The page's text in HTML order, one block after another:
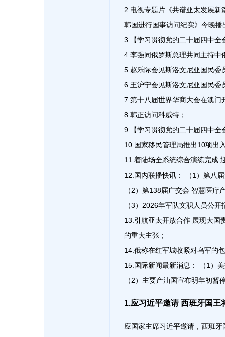
2.电视专题片《共谱亚太发展
韩国进行国事访问纪实》今晚播
3.【学习贯彻党的二十届四中全
4.李强同俄罗斯总理共同主持中
5.赵乐际会见斯洛文尼亚国民委
6.王沪宁会见斯洛文尼亚国民委
7.第十八届世界华商大会在澳门
8.韩正访问科威特；
9.【学习贯彻党的二十届四中全
10.国家移民管理局推出10项出
11.着陆场全系统综合演练完成
12.国内联播快讯： （1）第八
（2）第138届广交会 智慧医疗
（3）2026年军队文职人员公
13.引航亚太开放合作 展现大
的重大主张；
14.俄称在红军城收紧对乌军的
15.国际新闻最新消息： （1）
（2）主要产油国宣布明年初
1.应习近平邀请 西班牙国王
应国家主席习近平邀请，西班